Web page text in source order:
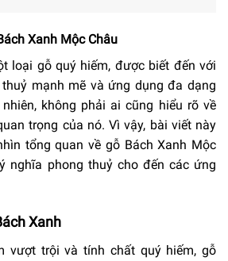
Xanh Mộc Châu
loại gỗ quý hiếm, được biết đến với
mạnh mẽ và ứng dụng đa dạng
không phải ai cũng hiểu rõ về
trọng của nó. Vì vậy, bài viết này
tổng quan về gỗ Bách Xanh Mộc
nghĩa phong thuỷ cho đến các ứng
Xanh
vượt trội và tính chất quý hiếm, gỗ